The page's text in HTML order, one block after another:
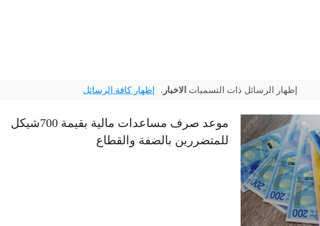
‏إظهار الرسائل ذات التسميات الاخبار . إظهار كافة الرسائل
موعد صرف مساعدات مالية بقيمة 700شيكل
للمتضررين بالضفة والقطاع